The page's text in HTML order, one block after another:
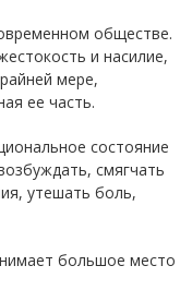
обществе.
и насилие,
мере,
ее часть.
состояние
смягчать
утешать боль,
большое место